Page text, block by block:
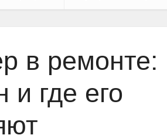
в ремонте:
и где его